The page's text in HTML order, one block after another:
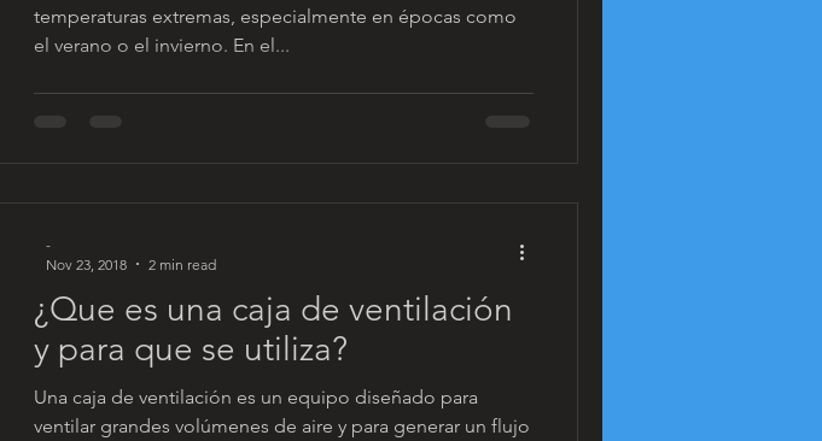
temperaturas extremas, especialmente en épocas como
el verano o el invierno. En el...
¿Que es una caja de ventilación
y para que se utiliza?
Una caja de ventilación es un equipo diseñado para
ventilar grandes volúmenes de aire y para generar un flujo
-
Nov 23, 2018
2 min read